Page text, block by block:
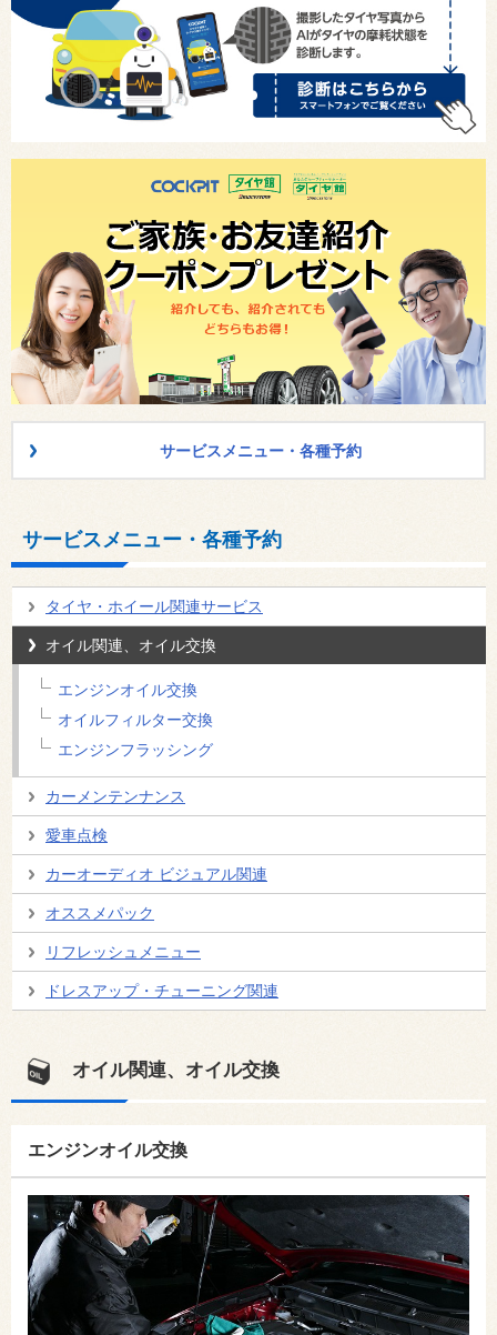
サービスメニュー・各種予約
サービスメニュー・各種予約
タイヤ・ホイール関連サービス
オイル関連、オイル交換
エンジンオイル交換
オイルフィルター交換
エンジンフラッシング
カーメンテンナンス
愛車点検
カーオーディオ ビジュアル関連
オススメパック
リフレッシュメニュー
ドレスアップ・チューニング関連
オイル関連、オイル交換
エンジンオイル交換